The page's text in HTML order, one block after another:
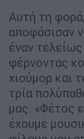
Αυτή τη
αποφάσισαν
έναν
φέρνοντας
χιούμορ και
τρία
μας. «Φέτος
έχουμε